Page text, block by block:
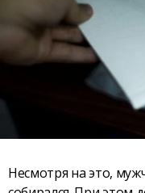
Несмотря на это,